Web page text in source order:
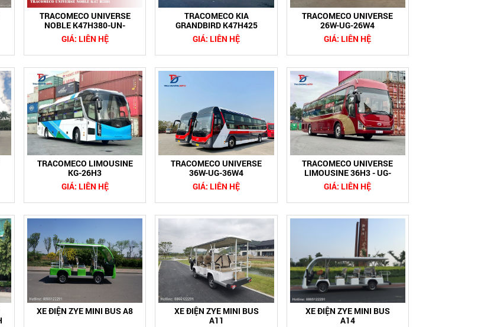
TRACOMECO UNIVERSE
NOBLE K47H380-UN-
47H2
GIÁ: LIÊN HỆ
TRACOMECO KIA
GRANDBIRD K47H425
GIÁ: LIÊN HỆ
TRACOMECO UNIVERSE
26W-UG-26W4
GIÁ: LIÊN HỆ
TRACOMECO LIMOUSINE
KG-26H3
GIÁ: LIÊN HỆ
TRACOMECO UNIVERSE
36W-UG-36W4
GIÁ: LIÊN HỆ
TRACOMECO UNIVERSE
LIMOUSINE 36H3 - UG-
36H3
GIÁ: LIÊN HỆ
XE ĐIỆN ZYE MINI BUS A8
XE ĐIỆN ZYE MINI BUS
A11
XE ĐIỆN ZYE MINI BUS
A14